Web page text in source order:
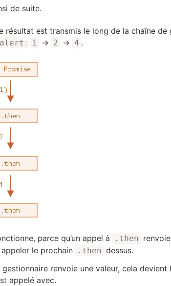
de suite.
résultat est transmis le long de la chaîne
alert : 1 → 2 → 4 .
parce qu’un appel à .then
le prochain
.then dessus.
gestionnaire renvoie une valeur, cela
appelé avec.